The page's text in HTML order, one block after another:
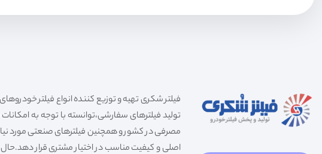
تولید فیلترهای سفارشی،توانسته با توجه به
مصرفی در کشور و همچنین فیلترهای صنعتی مورد نیاز
اصلی و کیفیت مناسب در اختیار مشتری قرار دهد.حال